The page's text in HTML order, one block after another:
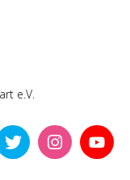
e.V.